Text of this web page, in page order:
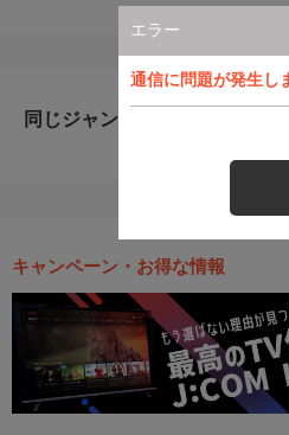
エラー
通信に問題が発生し
同じジャンルのおすすめ番組
キャンペーン・お得な情報